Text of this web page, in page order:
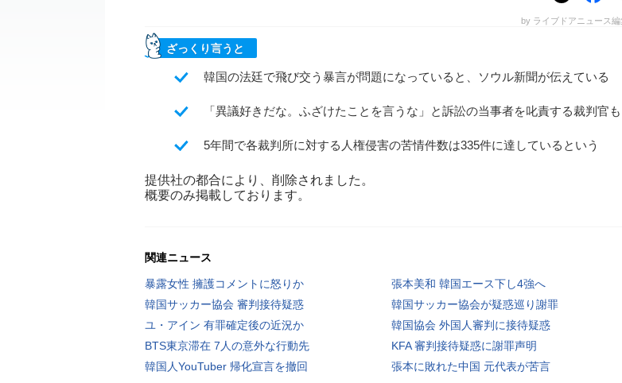
by ライブドアニュース
ざっくり言うと
韓国の法廷で飛び交う暴言が問題になっていると、ソウル新聞が伝えている
「異議好きだな。ふざけたことを言うな」と訴訟の当事者を叱責する裁判官も
5年間で各裁判所に対する人権侵害の苦情件数は335件に達しているという
提供社の都合により、削除されました。
概要のみ掲載しております。
関連ニュース
暴露女性 擁護コメントに怒りか
張本美和 韓国エース下し4強へ
韓国サッカー協会 審判接待疑惑
韓国サッカー協会が疑惑巡り謝罪
ユ・アイン 有罪確定後の近況か
韓国協会 外国人審判に接待疑惑
BTS東京滞在 7人の意外な行動先
KFA 審判接待疑惑に謝罪声明
韓国人YouTuber 帰化宣言を撤回
張本に敗れた中国 元代表が苦言